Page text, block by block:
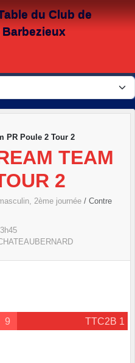
du Club de
PR Poule 2 Tour 2
TEAM
2
2ème journée / Contre
9 TTC2B 1